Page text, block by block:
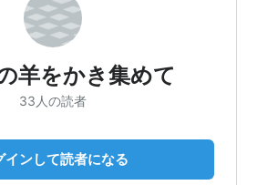
羊をかき集めて
33人の読者
インして読者になる